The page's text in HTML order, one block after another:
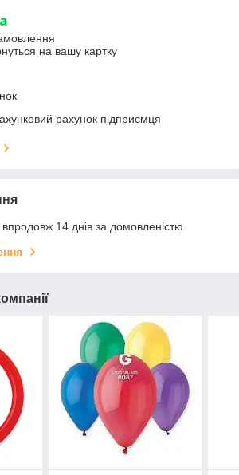
на вашу картку
рахунок підприємця
14 днів за домовленістю